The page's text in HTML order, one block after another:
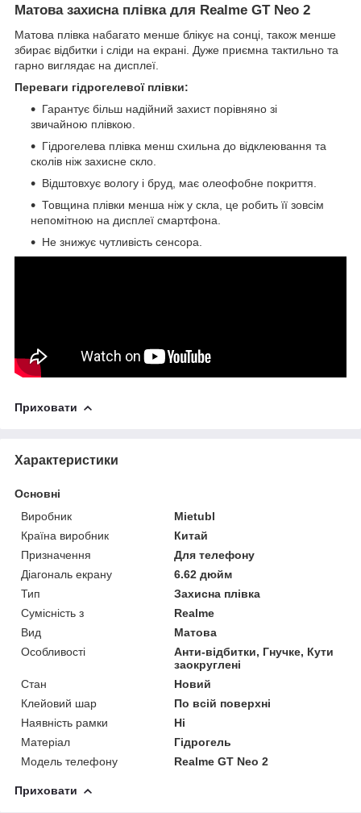
Матова захисна плівка для Realme GT Neo 2
Матова плівка набагато менше блікує на сонці, також менше
збирає відбитки і сліди на екрані. Дуже приємна тактильно та
гарно виглядає на дисплеї.
Переваги гідрогелевої плівки:
Гарантує більш надійний захист порівняно зі
звичайною плівкою.
Гідрогелева плівка менш схильна до відклеювання та
сколів ніж захисне скло.
Відштовхує вологу і бруд, має олеофобне покриття.
Товщина плівки менша ніж у скла, це робить її зовсім
непомітною на дисплеї смартфона.
Не знижує чутливість сенсора.
Приховати
Характеристики
Основні
Виробник
Mietubl
Країна виробник
Китай
Призначення
Для телефону
Діагональ екрану
6.62 дюйм
Тип
Захисна плівка
Сумісність з
Realme
Вид
Матова
Особливості
Анти-відбитки, Гнучке, Кути
заокруглені
Стан
Новий
Клейовий шар
По всій поверхні
Наявність рамки
Ні
Матеріал
Гідрогель
Модель телефону
Realme GT Neo 2
Приховати